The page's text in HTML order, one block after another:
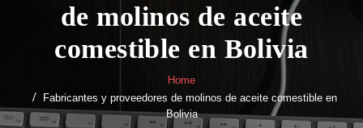
de molinos de aceite
comestible en Bolivia
Home
Fabricantes y proveedores de molinos de aceite comestible en
Bolivia